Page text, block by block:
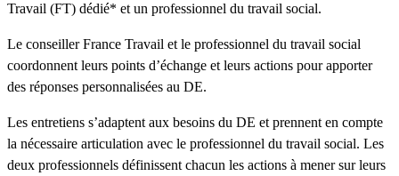
Travail (FT) dédié* et un professionnel du travail social.
Le conseiller France Travail et le professionnel du travail social
coordonnent leurs points d’échange et leurs actions pour apporter
des réponses personnalisées au DE.
Les entretiens s’adaptent aux besoins du DE et prennent en compte
la nécessaire articulation avec le professionnel du travail social. Les
deux professionnels définissent chacun les actions à mener sur leurs